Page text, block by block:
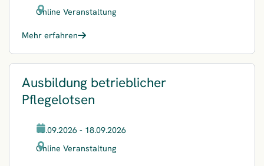
Online Veranstaltung
Mehr erfahren
Ausbildung betrieblicher
Pflegelotsen
16.09.2026 - 18.09.2026
Online Veranstaltung